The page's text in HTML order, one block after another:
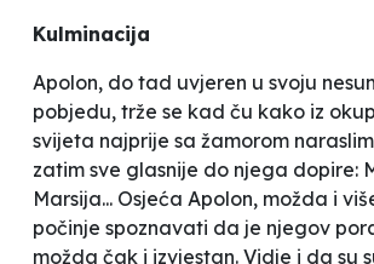
Kulminacija
Apolon, do tad uvjeren u svoju
pobjedu, trže se kad ču kako iz
svijeta najprije sa žamorom
zatim sve glasnije do njega dopire:
Marsija... Osjeća Apolon, možda i
počinje spoznavati da je njegov
možda čak i izvjestan. Vidje i da su